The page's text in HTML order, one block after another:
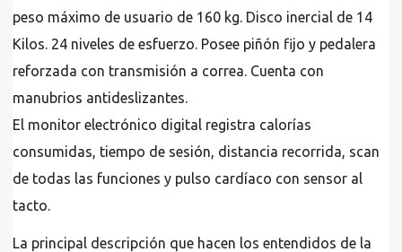
peso máximo de usuario de 160 kg. Disco inercial de 14
Kilos. 24 niveles de esfuerzo. Posee piñón fijo y pedalera
reforzada con transmisión a correa. Cuenta con
manubrios antideslizantes.
El monitor electrónico digital registra calorías
consumidas, tiempo de sesión, distancia recorrida, scan
de todas las funciones y pulso cardíaco con sensor al
tacto.
La principal descripción que hacen los entendidos de la